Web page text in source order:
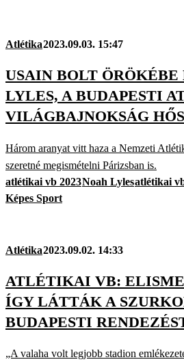
Atlétika2023.09.03. 15:47
USAIN BOLT ÖRÖKÉBE
LYLES, A BUDAPESTI
VILÁGBAJNOKSÁG
Három aranyat vitt haza a Nemzeti
szeretné megismételni Párizsban is.
atlétikai vb 2023Noah Lylesatlétikai
Képes Sport
Atlétika2023.09.02. 14:33
ATLÉTIKAI VB:
ÍGY LÁTTÁK A
BUDAPESTI
„A valaha volt legjobb stadion